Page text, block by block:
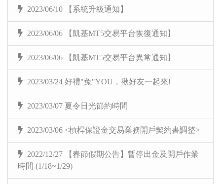
2023/06/10 【系統升級通知】
2023/06/06 【凱基MT5交易平台恢復通知】
2023/06/06 【凱基MT5交易平台異常通知】
2023/03/24 好禮"兔"YOU，揪好友一起來!
2023/03/07 夏令日光節約時間
2023/03/06 <槓桿保證金交易業務開戶契約書調整>
2022/12/27 【春節假期公告】暫停出金及開戶作業
時間 (1/18~1/29)